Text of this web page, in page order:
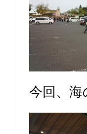
今回、海